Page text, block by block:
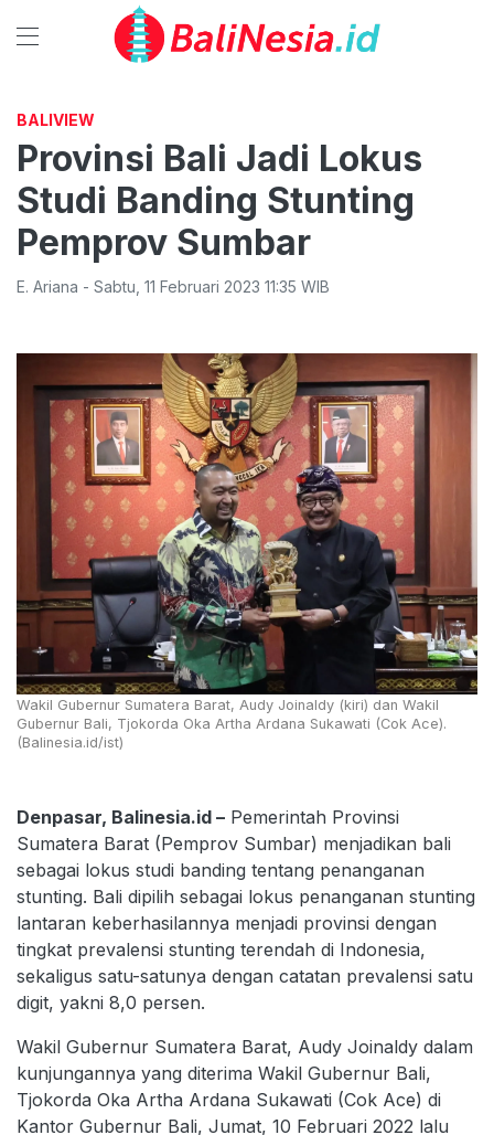
BALIVIEW
Provinsi Bali Jadi Lokus
Studi Banding Stunting
Pemprov Sumbar
E. Ariana - Sabtu 11 Februari 2023 11:35 WIB
Wakil Gubernur Sumatera Barat, Audy Joinaldy (kiri) dan Wakil
Gubernur Bali, Tjokorda Oka Artha Ardana Sukawati (Cok Ace).
(Balinesia.id/ist)
Denpasar, Balinesia.id – Pemerintah Provinsi
Sumatera Barat (Pemprov Sumbar) menjadikan bali
sebagai lokus studi banding tentang penanganan
stunting. Bali dipilih sebagai lokus penanganan stunting
lantaran keberhasilannya menjadi provinsi dengan
tingkat prevalensi stunting terendah di Indonesia,
sekaligus satu-satunya dengan catatan prevalensi satu
digit, yakni 8,0 persen.
Wakil Gubernur Sumatera Barat, Audy Joinaldy dalam
kunjungannya yang diterima Wakil Gubernur Bali,
Tjokorda Oka Artha Ardana Sukawati (Cok Ace) di
Kantor Gubernur Bali, Jumat, 10 Februari 2022 lalu